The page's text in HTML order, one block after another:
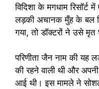
विदिशा के मगधाम रिसॉर्ट
लड़की अचानक मुँह के बल
गया, तो डॉक्टरों ने उसे मृत
परिणीता जैन नाम की यह
की रहने वाली थी और
आई थी। इस मामले ने सोशल